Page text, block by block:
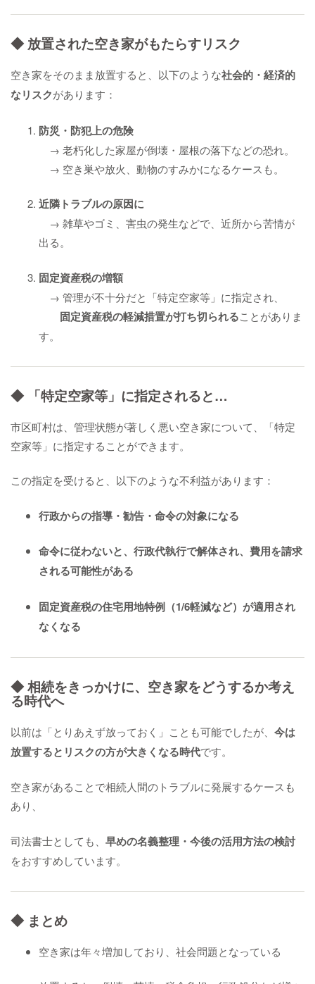
◆ 放置された空き家がもたらすリスク
空き家をそのまま放置すると、以下のような社会的・経済的
なリスクがあります：
防災・防犯上の危険
→ 老朽化した家屋が倒壊・屋根の落下などの恐れ。
→ 空き巣や放火、動物のすみかになるケースも。
近隣トラブルの原因に
→ 雑草やゴミ、害虫の発生などで、近所から苦情が
出る。
固定資産税の増額
→ 管理が不十分だと「特定空家等」に指定され、
固定資産税の軽減措置が打ち切られることがありま
す。
◆ 「特定空家等」に指定されると…
市区町村は、管理状態が著しく悪い空き家について、「特定
空家等」に指定することができます。
この指定を受けると、以下のような不利益があります：
行政からの指導・勧告・命令の対象になる
命令に従わないと、行政代執行で解体され、費用を請求
される可能性がある
固定資産税の住宅用地特例（1/6軽減など）が適用され
なくなる
◆ 相続をきっかけに、空き家をどうするか考え
る時代へ
以前は「とりあえず放っておく」ことも可能でしたが、 今は
放置するとリスクの方が大きくなる時代です。
空き家があることで相続人間のトラブルに発展するケースも
あり、
司法書士としても、 早めの名義整理・今後の活用方法の検討
をおすすめしています。
◆ まとめ
空き家は年々増加しており、社会問題となっている